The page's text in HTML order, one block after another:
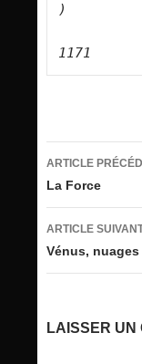
)
des
articles
ARTICLE
La Force
ARTICLE
Vénus,
LAISSER UN